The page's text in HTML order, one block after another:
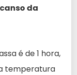
da
é de 1 hora,
temperatura